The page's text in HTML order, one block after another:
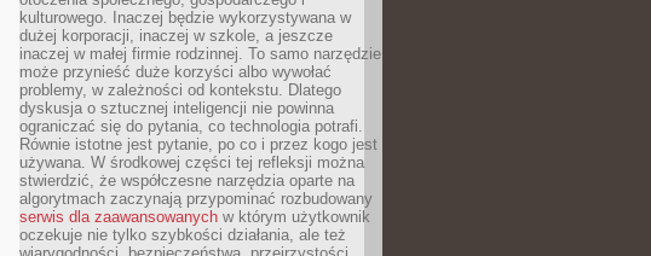
kulturowego. Inaczej będzie wykorzystywana w
dużej korporacji, inaczej w szkole, a jeszcze
inaczej w małej firmie rodzinnej. To samo narzędzie
może przynieść duże korzyści albo wywołać
problemy, w zależności od kontekstu. Dlatego
dyskusja o sztucznej inteligencji nie powinna
ograniczać się do pytania, co technologia potrafi.
Równie istotne jest pytanie, po co i przez kogo jest
używana. W środkowej części tej refleksji można
stwierdzić, że współczesne narzędzia oparte na
algorytmach zaczynają przypominać rozbudowany
serwis dla zaawansowanych w którym użytkownik
oczekuje nie tylko szybkości działania, ale też